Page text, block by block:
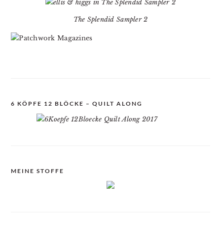
The Splendid Sampler 2
6 KÖPFE 12 BLÖCKE – QUILT ALONG
MEINE STOFFE